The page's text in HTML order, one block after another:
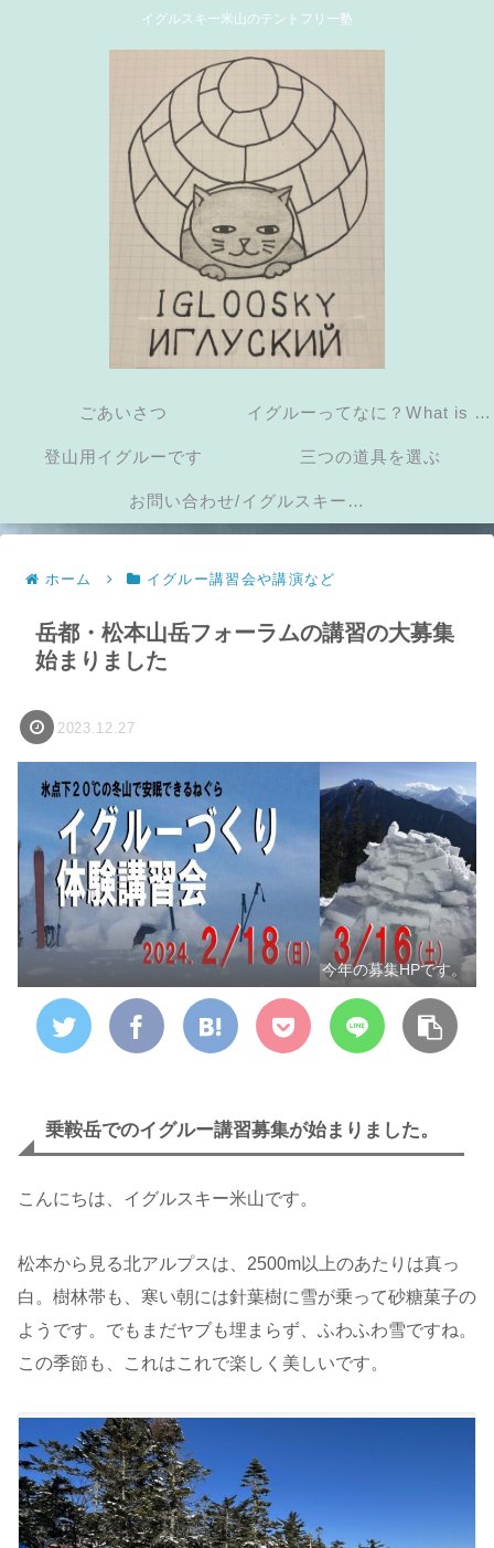
イグルスキー米山のテントフリー塾
ごあいさつ イグルーってなに？What is an
igloo?
登山用イグルーです 三つの道具を選ぶ
お問い合わせ/イグルスキーに
ホーム イグルー講習会や講演など
岳都・松本山岳フォーラムの講習の大募集
始まりました
2023.12.27
今年の募集HPです。
乗鞍岳でのイグルー講習募集が始まりました。
こんにちは、イグルスキー米山です。
松本から見る北アルプスは、2500m以上のあたりは真っ
白。樹林帯も、寒い朝には針葉樹に雪が乗って砂糖菓子の
ようです。でもまだヤブも埋まらず、ふわふわ雪ですね。
この季節も、これはこれで楽しく美しいです。